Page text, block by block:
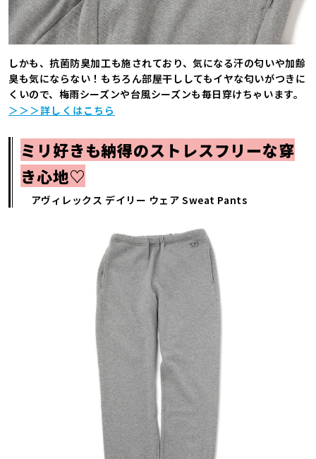
しかも、抗菌防臭加工も施されており、気になる汗の匂いや加齢
臭も気にならない！もちろん部屋干ししてもイヤな匂いがつきに
くいので、梅雨シーズンや台風シーズンも毎日穿けちゃいます。
＞＞＞詳しくはこちら
ミリ好きも納得のストレスフリーな穿
き心地♡
アヴィレックス デイリー ウェア Sweat Pants